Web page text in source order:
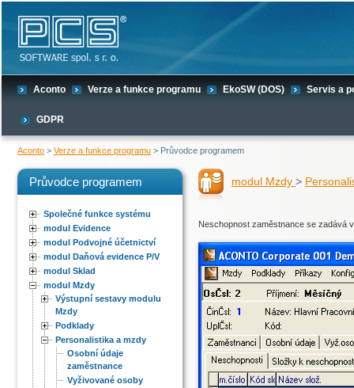
Aconto Verze a funkce programu EkoSW (DOS) Servis a
GDPR
Aconto > Verze a funkce programu > Průvodce programem
Průvodce programem
Společné funkce systému
modul Evidence
modul Podvojné účetnictví
modul Daňová evidence P/V
modul Sklad
modul Mzdy
Výstupní sestavy modulu
Mzdy
Podklady
Personalistika a mzdy
Osobní údaje
zaměstnance
Vyživované osoby
modul Mzdy >
Neschopnost zaměstnance se zadává